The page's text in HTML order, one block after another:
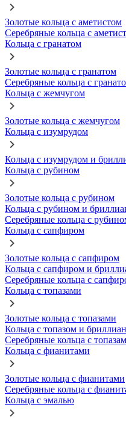
Золотые кольца с аметистом
Серебряные кольца с
Кольца с гранатом
Золотые кольца с гранатом
Серебряные кольца с
Кольца с жемчугом
Золотые кольца с жемчугом
Кольца с изумрудом
Кольца с изумрудом и
Кольца с рубином
Золотые кольца с рубином
Кольца с рубином и
Серебряные кольца с
Кольца с сапфиром
Золотые кольца с сапфиром
Кольца с сапфиром и
Серебряные кольца с
Кольца с топазами
Золотые кольца с топазами
Кольца с топазом и
Серебряные кольца с
Кольца с фианитами
Золотые кольца с фианитами
Серебряные кольца с
Кольца с эмалью